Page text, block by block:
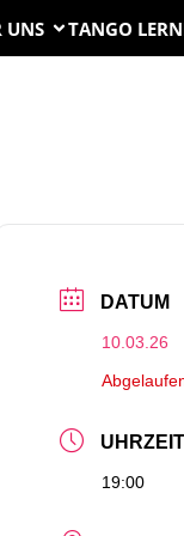
UNS TANGO
DATUM
10.03.26
UHRZEIT
19:00